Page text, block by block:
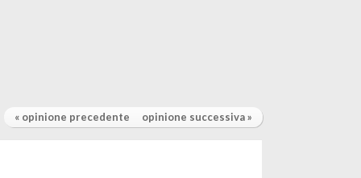
« opinione precedente opinione successiva »